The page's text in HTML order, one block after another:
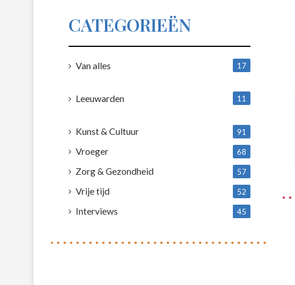
CATEGORIEËN
Van alles
17
Leeuwarden
11
Kunst & Cultuur 91
Vroeger 68
Zorg & Gezondheid 57
Vrije tijd 52
Interviews 45